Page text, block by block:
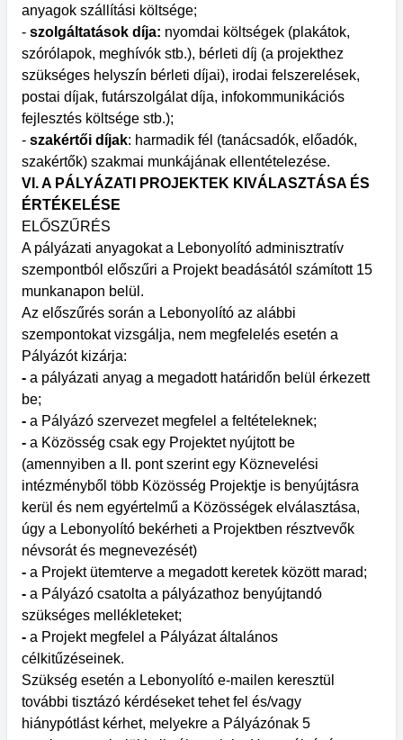
anyagok szállítási költsége;
- szolgáltatások díja: nyomdai költségek (plakátok,
szórólapok, meghívók stb.), bérleti díj (a projekthez
szükséges helyszín bérleti díjai), irodai felszerelések,
postai díjak, futárszolgálat díja, infokommunikációs
fejlesztés költsége stb.);
- szakértői díjak: harmadik fél (tanácsadók, előadók,
szakértők) szakmai munkájának ellentételezése.
VI. A PÁLYÁZATI PROJEKTEK KIVÁLASZTÁSA ÉS
ÉRTÉKELÉSE
ELŐSZŰRÉS
A pályázati anyagokat a Lebonyolító adminisztratív
szempontból előszűri a Projekt beadásától számított 15
munkanapon belül.
Az előszűrés során a Lebonyolító az alábbi
szempontokat vizsgálja, nem megfelelés esetén a
Pályázót kizárja:
- a pályázati anyag a megadott határidőn belül érkezett
be;
- a Pályázó szervezet megfelel a feltételeknek;
- a Közösség csak egy Projektet nyújtott be
(amennyiben a II. pont szerint egy Köznevelési
intézményből több Közösség Projektje is benyújtásra
kerül és nem egyértelmű a Közösségek elválasztása,
úgy a Lebonyolító bekérheti a Projektben résztvevők
névsorát és megnevezését)
- a Projekt ütemterve a megadott keretek között marad;
- a Pályázó csatolta a pályázathoz benyújtandó
szükséges mellékleteket;
- a Projekt megfelel a Pályázat általános
célkitűzéseinek.
Szükség esetén a Lebonyolító e-mailen keresztül
további tisztázó kérdéseket tehet fel és/vagy
hiánypótlást kérhet, melyekre a Pályázónak 5